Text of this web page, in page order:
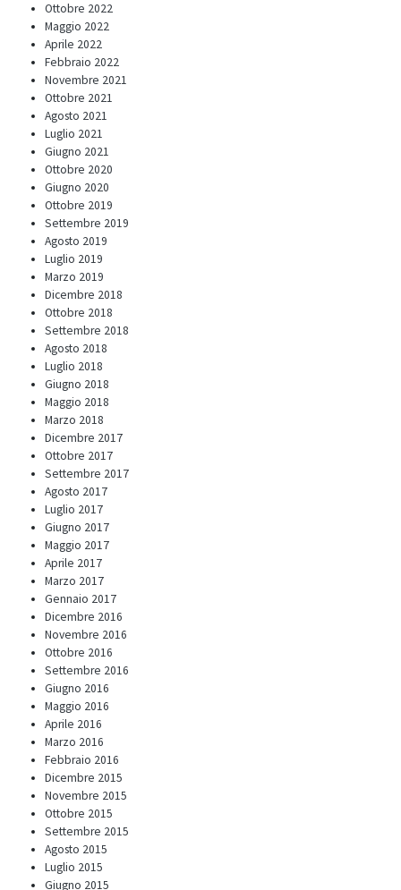
Ottobre 2022
Maggio 2022
Aprile 2022
Febbraio 2022
Novembre 2021
Ottobre 2021
Agosto 2021
Luglio 2021
Giugno 2021
Ottobre 2020
Giugno 2020
Ottobre 2019
Settembre 2019
Agosto 2019
Luglio 2019
Marzo 2019
Dicembre 2018
Ottobre 2018
Settembre 2018
Agosto 2018
Luglio 2018
Giugno 2018
Maggio 2018
Marzo 2018
Dicembre 2017
Ottobre 2017
Settembre 2017
Agosto 2017
Luglio 2017
Giugno 2017
Maggio 2017
Aprile 2017
Marzo 2017
Gennaio 2017
Dicembre 2016
Novembre 2016
Ottobre 2016
Settembre 2016
Giugno 2016
Maggio 2016
Aprile 2016
Marzo 2016
Febbraio 2016
Dicembre 2015
Novembre 2015
Ottobre 2015
Settembre 2015
Agosto 2015
Luglio 2015
Giugno 2015